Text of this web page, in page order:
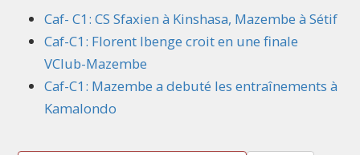
Caf- C1: CS Sfaxien à Kinshasa, Mazembe à Sétif
Caf-C1: Florent Ibenge croit en une finale
VClub-Mazembe
Caf-C1: Mazembe a debuté les entraînements à
Kamalondo